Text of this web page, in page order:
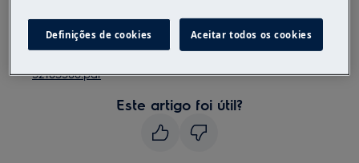
Como mudar a maçaneta da porta
52183588.pdf
Este artigo foi útil?
Definições de cookies Aceitar todos os cookies